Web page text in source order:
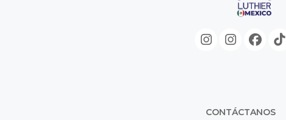
CONTÁCTANOS